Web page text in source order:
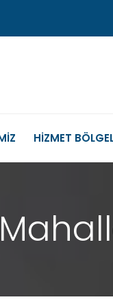
HİZMET